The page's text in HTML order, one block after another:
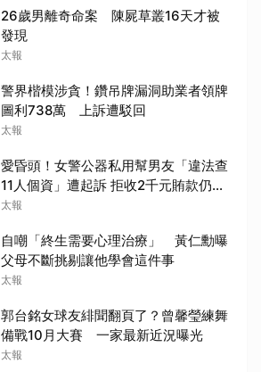
26歲男離奇命案 陳屍草叢16天才被
發現
太報
警界楷模涉貪！鑽吊牌漏洞助業者領牌
圖利738萬 上訴遭駁回
太報
愛昏頭！女警公器私用幫男友「違法查
11人個資」遭起訴 拒收2千元賄款仍難
逃法網
太報
自嘲「終生需要心理治療」 黃仁勳曝
父母不斷挑剔讓他學會這件事
太報
郭台銘女球友緋聞翻頁了？曾馨瑩練舞
備戰10月大賽 一家最新近況曝光
太報